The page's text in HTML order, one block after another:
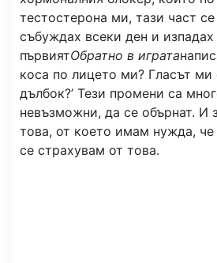
тестостерона ми, тази част
събуждах всеки ден и изпадах
първиятОбратно в играта
коса по лицето ми? Гласът ми
дълбок?’ Тези промени са
невъзможни, да се обърнат. И
това, от което имам нужда, че
се страхувам от това.